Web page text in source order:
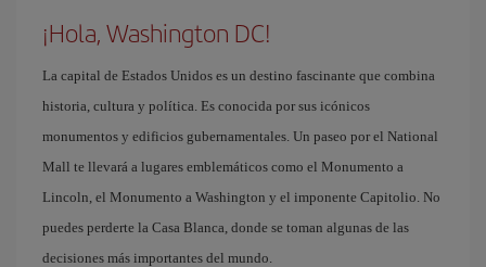
¡Hola, Washington DC!
La capital de Estados Unidos es un destino fascinante que combina
historia, cultura y política. Es conocida por sus icónicos
monumentos y edificios gubernamentales. Un paseo por el National
Mall te llevará a lugares emblemáticos como el Monumento a
Lincoln, el Monumento a Washington y el imponente Capitolio. No
puedes perderte la Casa Blanca, donde se toman algunas de las
decisiones más importantes del mundo.